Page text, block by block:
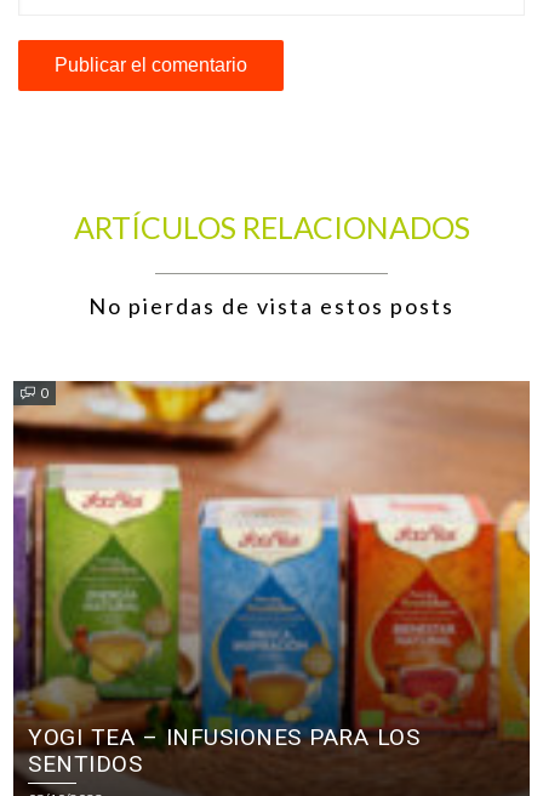
ARTÍCULOS RELACIONADOS
No pierdas de vista estos posts
0
YOGI TEA – INFUSIONES PARA LOS
SENTIDOS